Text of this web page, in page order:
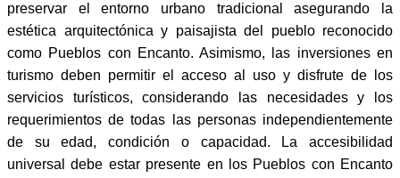
preservar el entorno urbano tradicional asegurando la
estética arquitectónica y paisajista del pueblo reconocido
como Pueblos con Encanto. Asimismo, las inversiones en
turismo deben permitir el acceso al uso y disfrute de los
servicios turísticos, considerando las necesidades y los
requerimientos de todas las personas independientemente
de su edad, condición o capacidad. La accesibilidad
universal debe estar presente en los Pueblos con Encanto